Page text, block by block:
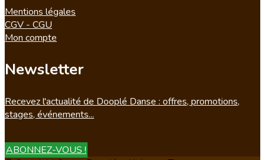
Mentions légales
CGV - CGU
Mon compte
Newsletter
Recevez l'actualité de Dooplé Danse : offres, promotions,
stages, événements...
ABONNEZ-VOUS !